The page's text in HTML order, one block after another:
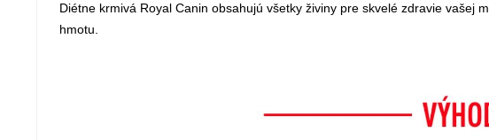
Diétne krmivá Royal Canin obsahujú všetky živiny pre skvelé zdravie
hmotu.